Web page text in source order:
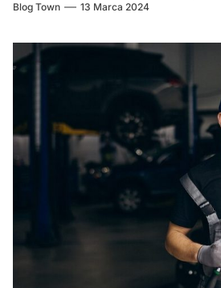
Blog Town 13 Marca 2024